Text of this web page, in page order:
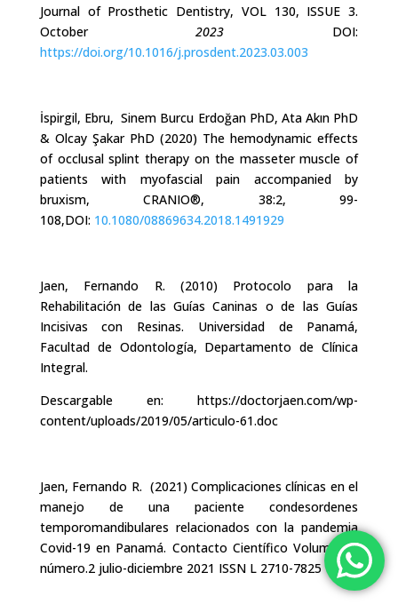
Journal of Prosthetic Dentistry, VOL 130, ISSUE 3.
October2023 DOI:
https://doi.org/10.1016/j.prosdent.2023.03.003
İspirgil, Ebru, Sinem Burcu Erdoğan PhD, Ata Akın PhD
& Olcay Şakar PhD (2020) The hemodynamic effects
of occlusal splint therapy on the masseter muscle of
patients with myofascial pain accompanied by
bruxism,
CRANIO®, 38:2,
99-
108,DOI: 10.1080/08869634.2018.1491929
Jaen, Fernando R. (2010) Protocolo para la
Rehabilitación de las Guías Caninas o de las Guías
Incisivas con Resinas. Universidad de Panamá,
Facultad de Odontología, Departamento de Clínica
Integral.
Descargable en: https://doctorjaen.com/wp-
content/uploads/2019/05/articulo-61.doc
Jaen, Fernando R. (2021) Complicaciones clínicas en el
manejo de una paciente condesordenes
temporomandibulares relacionados con la pandemia
Covid-19 en Panamá. Contacto Científico Volumen.1,
número.2 julio-diciembre 2021 ISSN L 2710-7825